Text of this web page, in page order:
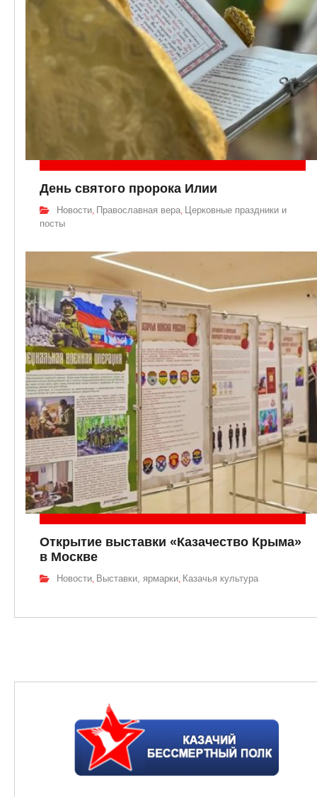
День святого пророка Илии
Новости, Православная вера,
Церковные праздники и
посты
Открытие выставки «Казачество Крыма»
в Москве
Новости Выставки, ярмарки Казачья культура